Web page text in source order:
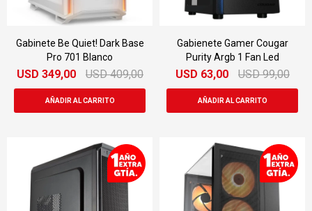
Gabinete Be Quiet! Dark Base
Pro 701 Blanco
USD 349,00 USD 409,00
Gabienete Gamer Cougar
Purity Argb 1 Fan Led
USD 63,00 USD 99,00